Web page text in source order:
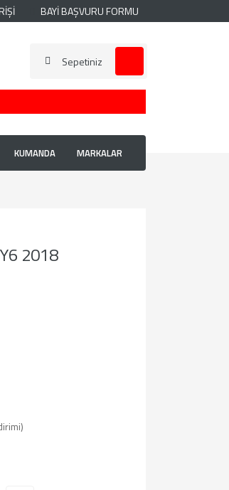
BAYİ BAŞVURU FORMU
Sepetiniz
KUMANDA MARKALAR
2018